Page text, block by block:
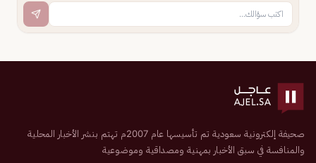
صحيفة إلكترونية سعودية تم تأسيسها عام 2007م تهتم بنشر الأخبار المحلية
والمنافسة في سبق الأخبار بمهنية ومصداقية وموضوعية